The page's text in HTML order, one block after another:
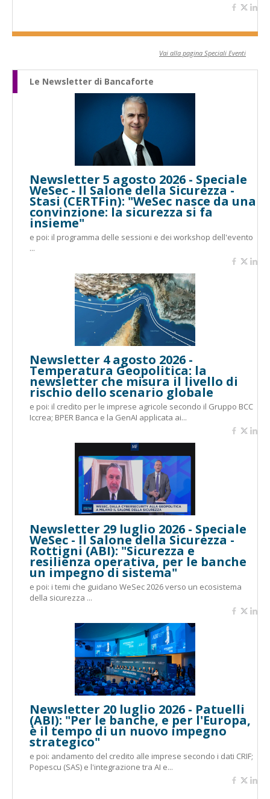
Vai alla pagina Speciali Eventi
Le Newsletter di Bancaforte
Newsletter 5 agosto 2026 - Speciale
WeSec - Il Salone della Sicurezza -
Stasi (CERTFin): "WeSec nasce da una
convinzione: la sicurezza si fa
insieme"
e poi: il programma delle sessioni e dei workshop dell'evento
...
Newsletter 4 agosto 2026 -
Temperatura Geopolitica: la
newsletter che misura il livello di
rischio dello scenario globale
e poi: il credito per le imprese agricole secondo il Gruppo BCC
Iccrea; BPER Banca e la GenAI applicata ai...
Newsletter 29 luglio 2026 - Speciale
WeSec - Il Salone della Sicurezza -
Rottigni (ABI): "Sicurezza e
resilienza operativa, per le banche
un impegno di sistema"
e poi: i temi che guidano WeSec 2026 verso un ecosistema
della sicurezza ...
Newsletter 20 luglio 2026 - Patuelli
(ABI): "Per le banche, e per l'Europa,
è il tempo di un nuovo impegno
strategico"
e poi: andamento del credito alle imprese secondo i dati CRIF;
Popescu (SAS) e l'integrazione tra AI e...